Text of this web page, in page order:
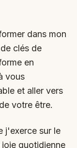
dans mon
clés de
en
vous
et aller vers
votre être.
j'exerce sur le
quotidienne